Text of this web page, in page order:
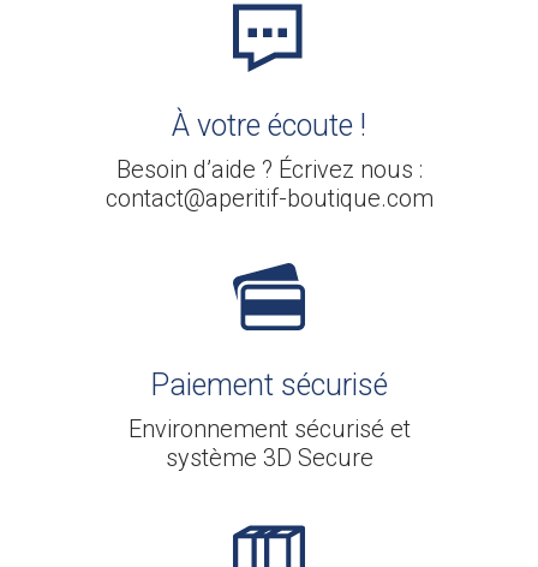
À votre écoute !
Besoin d’aide ? Écrivez nous :
contact@aperitif-boutique.com
Paiement sécurisé
Environnement sécurisé et
système 3D Secure